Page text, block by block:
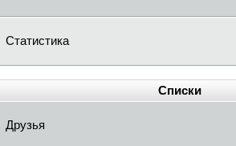
Статистика
Списки
Друзья